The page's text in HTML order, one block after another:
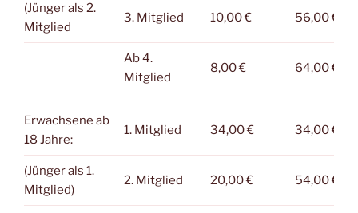
(Jünger als 2.
Mitglied
3. Mitglied 10,00 € 56,00 €
Ab 4.
Mitglied
8,00 € 64,00 €
Erwachsene ab
18 Jahre:
1. Mitglied 34,00 € 34,00 €
(Jünger als 1.
Mitglied)
2. Mitglied 20,00 € 54,00 €